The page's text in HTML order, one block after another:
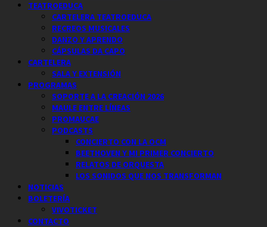
TEATROEDUCA
CARTELERA TEATROEDUCA
RECREOS MUSICALES
DANZO Y APRENDO
CÁPSULAS DA CAPO
CARTELERA
SALA Y EXTENSIÓN
PROGRAMAS
SOPORTE A LA CREACIÓN 2026
MAULE ENTRE LÍNEAS
PROMAUCAE
PODCASTS
CONCIERTO CON LA OCM
BEETHOVEN Y MI PRIMER CONCIERTO
RELATOS DE ORQUESTA
LOS SONIDOS QUE NOS TRANSFORMAN
NOTICIAS
BOLETERÍA
VIVOTICKET
CONTACTO